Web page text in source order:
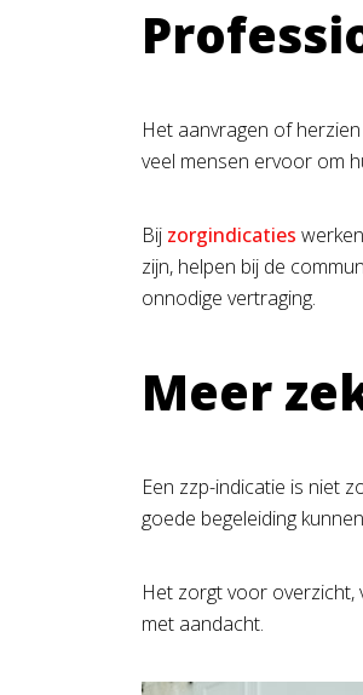
Het aanvragen of
veel mensen ervoor om
Bij zorgindicaties
zijn, helpen bij de
onnodige vertraging.
Meer
Een zzp-indicatie is niet
goede begeleiding
Het zorgt voor
met aandacht.